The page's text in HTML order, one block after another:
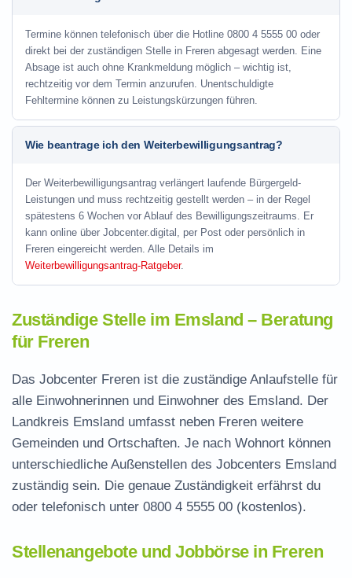
Termine können telefonisch über die Hotline 0800 4 5555 00 oder
direkt bei der zuständigen Stelle in Freren abgesagt werden. Eine
Absage ist auch ohne Krankmeldung möglich – wichtig ist,
rechtzeitig vor dem Termin anzurufen. Unentschuldigte
Fehltermine können zu Leistungskürzungen führen.
Wie beantrage ich den Weiterbewilligungsantrag?
Der Weiterbewilligungsantrag verlängert laufende Bürgergeld-
Leistungen und muss rechtzeitig gestellt werden – in der Regel
spätestens 6 Wochen vor Ablauf des Bewilligungszeitraums. Er
kann online über Jobcenter.digital, per Post oder persönlich in
Freren eingereicht werden. Alle Details im
Weiterbewilligungsantrag-Ratgeber.
Zuständige Stelle im Emsland – Beratung
für Freren
Das Jobcenter Freren ist die zuständige Anlaufstelle für
alle Einwohnerinnen und Einwohner des Emsland. Der
Landkreis Emsland umfasst neben Freren weitere
Gemeinden und Ortschaften. Je nach Wohnort können
unterschiedliche Außenstellen des Jobcenters Emsland
zuständig sein. Die genaue Zuständigkeit erfährst du
oder telefonisch unter 0800 4 5555 00 (kostenlos).
Stellenangebote und Jobbörse in Freren